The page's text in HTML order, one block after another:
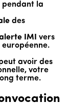
pendant la
des
IMI vers
européenne.
avoir des
votre
terme.